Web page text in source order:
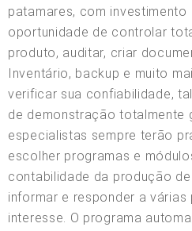
patamares, com investimento
oportunidade de controlar
produto, auditar, criar
Inventário, backup e muito
verificar sua confiabilidade,
de demonstração totalmente
especialistas sempre terão
escolher programas e
contabilidade da produção
informar e responder a várias
interesse. O programa